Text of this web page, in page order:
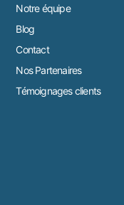
Notre équipe
Blog
Contact
Nos Partenaires
Témoignages clients